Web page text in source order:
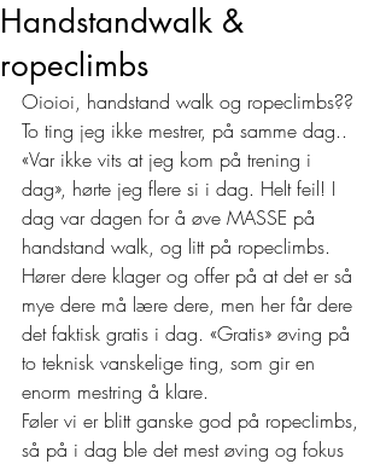
Handstandwalk &
ropeclimbs
Oioioi, handstand walk og ropeclimbs??
To ting jeg ikke mestrer, på samme dag..
«Var ikke vits at jeg kom på trening i
dag», hørte jeg flere si i dag. Helt feil! I
dag var dagen for å øve MASSE på
handstand walk, og litt på ropeclimbs.
Hører dere klager og offer på at det er så
mye dere må lære dere, men her får dere
det faktisk gratis i dag. «Gratis» øving på
to teknisk vanskelige ting, som gir en
enorm mestring å klare.
Føler vi er blitt ganske god på ropeclimbs,
så på i dag ble det mest øving og fokus